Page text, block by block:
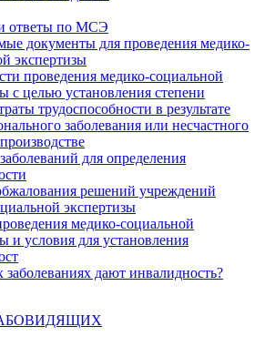
ответы по МСЭ
документы для проведения медико-
экспертизы
проведения медико-социальной
с целью установления степени
трудоспособности в результате
заболевания или несчастного
для определения
решений учреждений
экспертизы
медико-социальной
и условия для установления
дают инвалидность?